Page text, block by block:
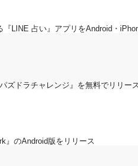
LINE 占い』アプリをAndroid・
ズドラチャレンジ』を無料でリリース
』のAndroid版をリリース